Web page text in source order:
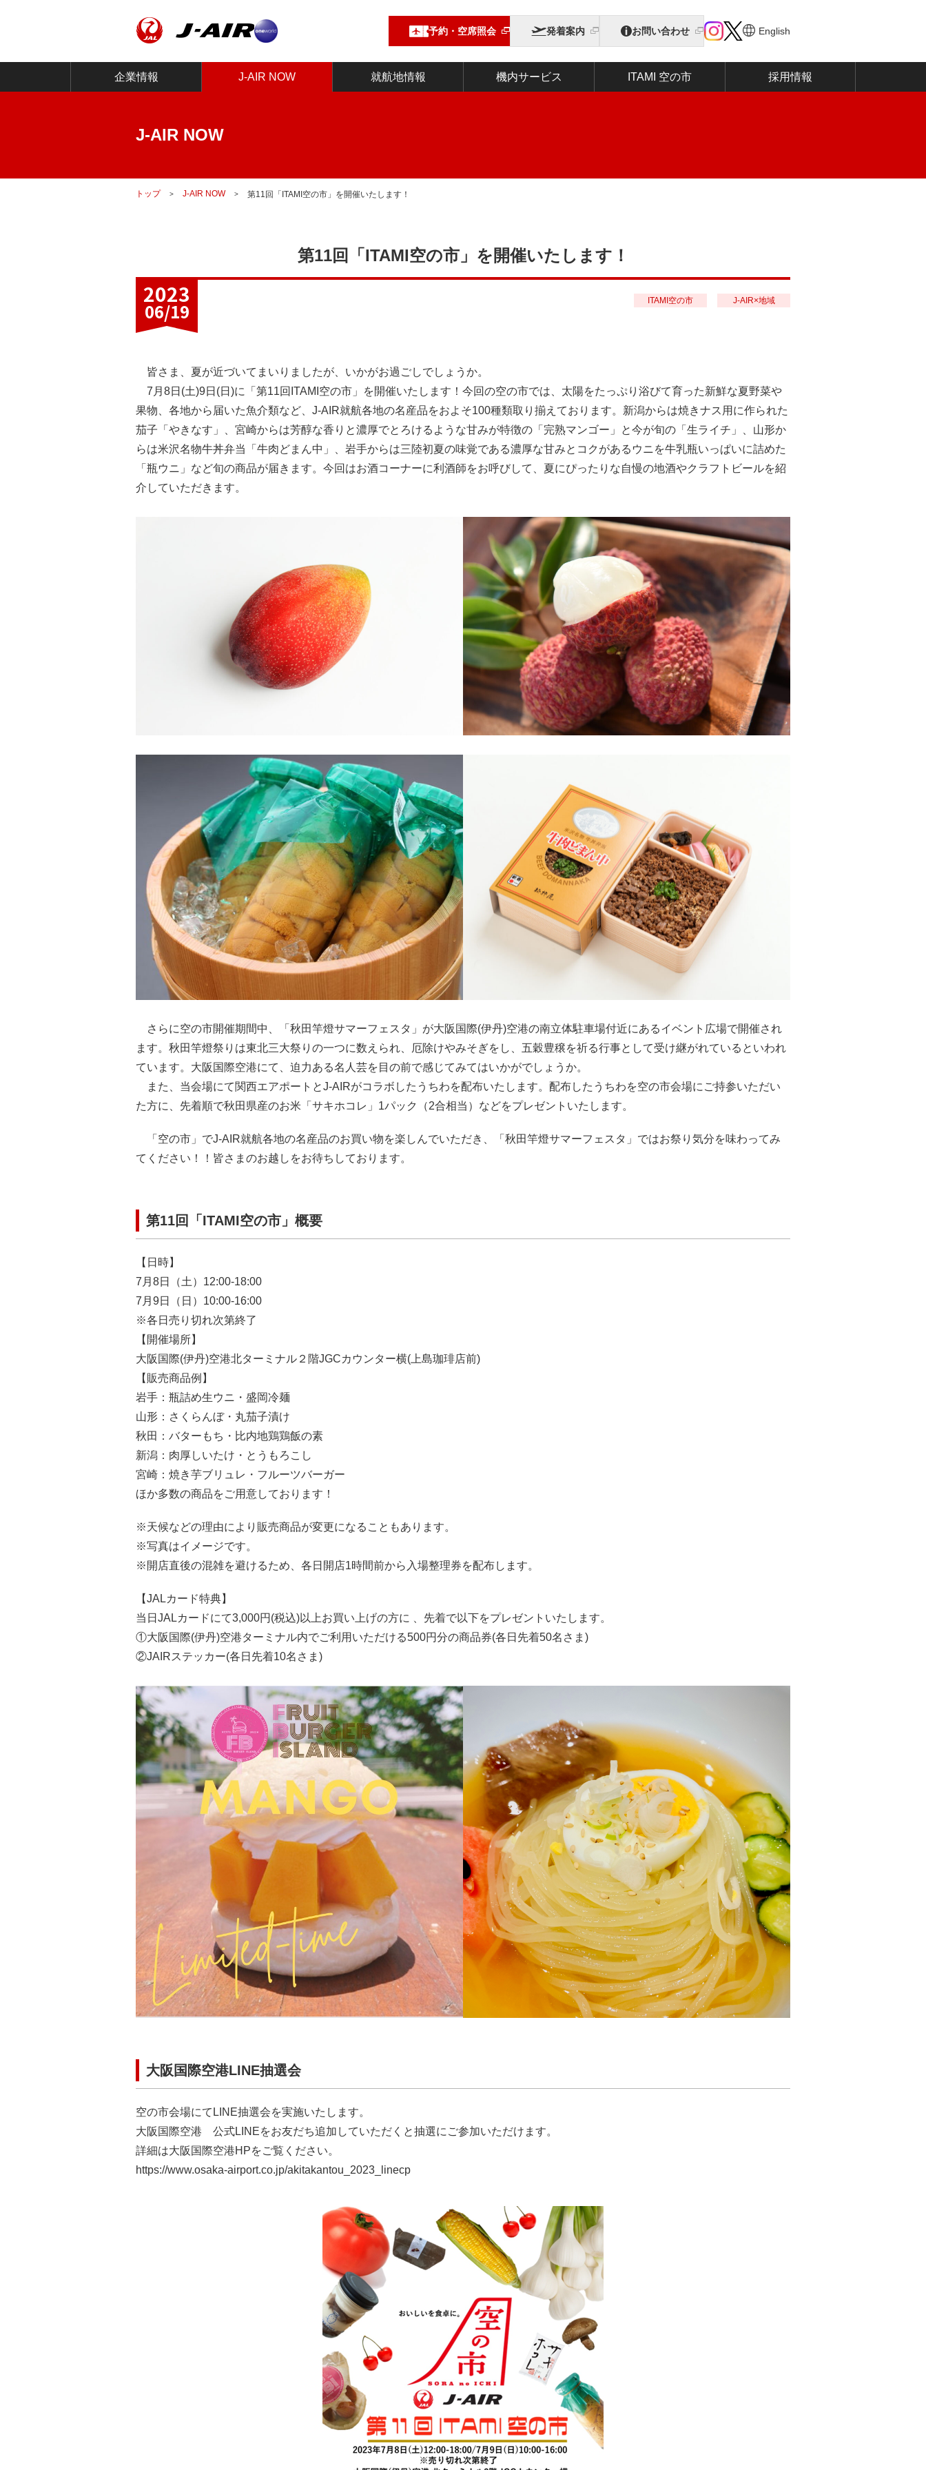
予約・空席照会 発着案内 お問い合わせ English
企業情報 J-AIR NOW 就航地情報 機内サービス ITAMI 空の市 採用情報
J-AIR NOW
トップ J-AIR NOW 第11回「ITAMI空の市」を開催いたします！
2023
06/19
第11回「ITAMI空の市」を開催いたします！
ITAMI空の市 J-AIR×地域
皆さま、夏が近づいてまいりましたが、いかがお過ごしでしょうか。
7月8日(土)9日(日)に「第11回ITAMI空の市」を開催いたします！今回の空の市では、太陽をたっぷり浴びて育った新鮮な夏野菜や
果物、各地から届いた魚介類など、J-AIR就航各地の名産品をおよそ100種類取り揃えております。新潟からは焼きナス用に作られた
茄子「やきなす」、宮崎からは芳醇な香りと濃厚でとろけるような甘みが特徴の「完熟マンゴー」と今が旬の「生ライチ」、山形か
らは米沢名物牛丼弁当「牛肉どまん中」、岩手からは三陸初夏の味覚である濃厚な甘みとコクがあるウニを牛乳瓶いっぱいに詰めた
「瓶ウニ」など旬の商品が届きます。今回はお酒コーナーに利酒師をお呼びして、夏にぴったりな自慢の地酒やクラフトビールを紹
介していただきます。
さらに空の市開催期間中、「秋田竿燈サマーフェスタ」が大阪国際(伊丹)空港の南立体駐車場付近にあるイベント広場で開催され
ます。秋田竿燈祭りは東北三大祭りの一つに数えられ、厄除けやみそぎをし、五穀豊穣を祈る行事として受け継がれているといわれ
ています。大阪国際空港にて、迫力ある名人芸を目の前で感じてみてはいかがでしょうか。
また、当会場にて関西エアポートとJ-AIRがコラボしたうちわを配布いたします。配布したうちわを空の市会場にご持参いただい
た方に、先着順で秋田県産のお米「サキホコレ」1パック（2合相当）などをプレゼントいたします。
「空の市」でJ-AIR就航各地の名産品のお買い物を楽しんでいただき、「秋田竿燈サマーフェスタ」ではお祭り気分を味わってみ
てください！！皆さまのお越しをお待ちしております。
第11回「ITAMI空の市」概要
【日時】
7月8日（土）12:00-18:00
7月9日（日）10:00-16:00
※各日売り切れ次第終了
【開催場所】
大阪国際(伊丹)空港北ターミナル２階JGCカウンター横(上島珈琲店前)
【販売商品例】
岩手：瓶詰め生ウニ・盛岡冷麺
山形：さくらんぼ・丸茄子漬け
秋田：バターもち・比内地鶏鶏飯の素
新潟：肉厚しいたけ・とうもろこし
宮崎：焼き芋ブリュレ・フルーツバーガー
ほか多数の商品をご用意しております！
※天候などの理由により販売商品が変更になることもあります。
※写真はイメージです。
※開店直後の混雑を避けるため、各日開店1時間前から入場整理券を配布します。
【JALカード特典】
当日JALカードにて3,000円(税込)以上お買い上げの方に 、先着で以下をプレゼントいたします。
①大阪国際(伊丹)空港ターミナル内でご利用いただける500円分の商品券(各日先着50名さま)
②JAIRステッカー(各日先着10名さま)
大阪国際空港LINE抽選会
空の市会場にてLINE抽選会を実施いたします。
大阪国際空港 公式LINEをお友だち追加していただくと抽選にご参加いただけます。
詳細は大阪国際空港HPをご覧ください。
https://www.osaka-airport.co.jp/akitakantou_2023_linecp